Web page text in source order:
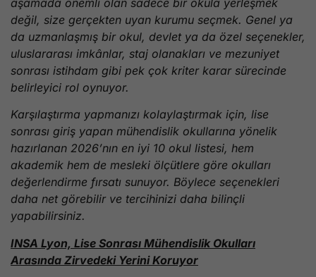
değil, size gerçekten uyan kurumu seçmek. Genel ya
da uzmanlaşmış bir okul, devlet ya da özel seçenekler,
uluslararası imkânlar, staj olanakları ve mezuniyet
sonrası istihdam gibi pek çok kriter karar sürecinde
belirleyici rol oynuyor.
Karşılaştırma yapmanızı kolaylaştırmak için, lise
sonrası giriş yapan mühendislik okullarına yönelik
hazırlanan 2026’nın en iyi 10 okul listesi, hem
akademik hem de mesleki ölçütlere göre okulları
değerlendirme fırsatı sunuyor. Böylece seçenekleri
daha net görebilir ve tercihinizi daha bilinçli
yapabilirsiniz.
INSA Lyon, Lise Sonrası Mühendislik Okulları
Arasında Zirvedeki Yerini Koruyor